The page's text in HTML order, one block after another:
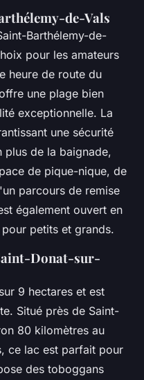
de-Vals
Barthélemy-de-
pour les amateurs
heure de route du
une plage bien
exceptionnelle. La
une sécurité
plus de la baignade,
de pique-nique, de
parcours de remise
également ouvert en
petits et grands.
Donat-sur-
9 hectares et est
Situé près de Saint-
80 kilomètres au
ce lac est parfait pour
des toboggans